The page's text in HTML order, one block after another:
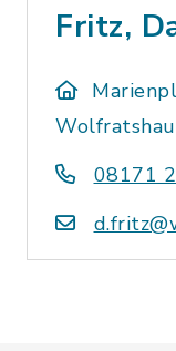
Fritz,
08171